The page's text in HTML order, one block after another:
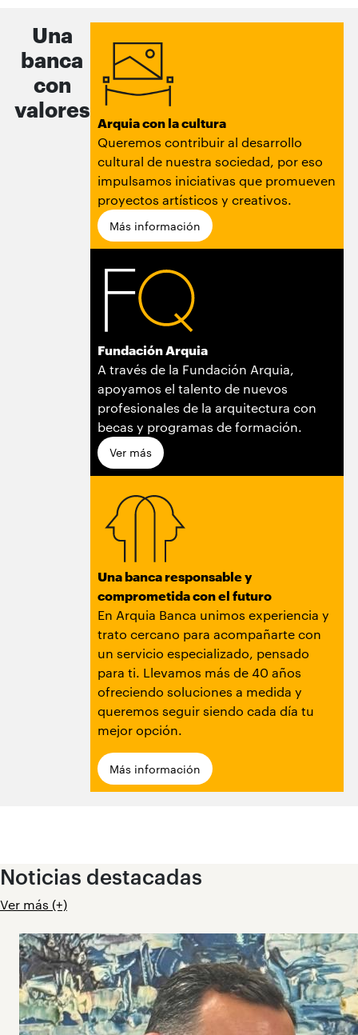
Una
banca
con
valores
Arquia con la cultura
Queremos contribuir al desarrollo
cultural de nuestra sociedad, por eso
impulsamos iniciativas que promueven
proyectos artísticos y creativos.
Más información
Fundación Arquia
A través de la Fundación Arquia,
apoyamos el talento de nuevos
profesionales de la arquitectura con
becas y programas de formación.
Ver más
Una banca responsable y
comprometida con el futuro
En Arquia Banca unimos experiencia y
trato cercano para acompañarte con
un servicio especializado, pensado
para ti. Llevamos más de 40 años
ofreciendo soluciones a medida y
queremos seguir siendo cada día tu
mejor opción.
Más información
Noticias destacadas
Ver más (+)